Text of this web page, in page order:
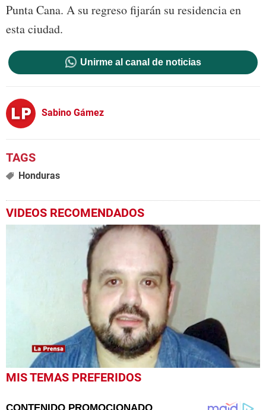
Punta Cana. A su regreso fijarán su residencia en
esta ciudad.
Unirme al canal de noticias
Sabino Gámez
Honduras
VIDEOS RECOMENDADOS
0
seconds
MIS TEMAS PREFERIDOS